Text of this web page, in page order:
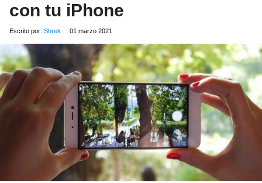
con tu iPhone
Escrito por: Shrek 01 marzo 2021